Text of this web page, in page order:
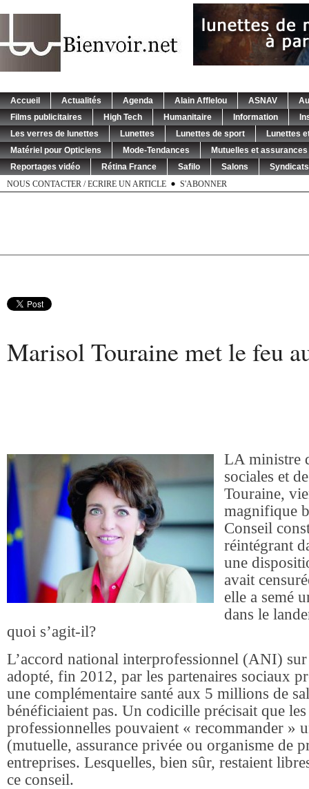
Accueil Actualités Agenda Alain Afflelou ASNAV
Films publicitaires
High Tech Humanitaire Information
Les verres de lunettes
Lunettes Lunettes de sport
Lunettes
Matériel pour Opticiens
Mode-Tendances
Mutuelles et
Reportages vidéo
Rétina France Safilo Salons
Syndicats
NOUS CONTACTER / ECRIRE UN ARTICLE
S'ABONNER
Marisol Touraine met le feu
LA ministre
sociales et
Touraine,
magnifique
Conseil
réintégrant
une
avait
elle a semé
dans le
quoi s’agit-il?
L’accord national interprofessionnel (ANI)
adopté, fin 2012, par les partenaires sociaux
une complémentaire santé aux 5 millions de
bénéficiaient pas. Un codicille précisait que les
professionnelles pouvaient « recommander »
(mutuelle, assurance privée ou organisme de
entreprises. Lesquelles, bien sûr, restaient
ce conseil.